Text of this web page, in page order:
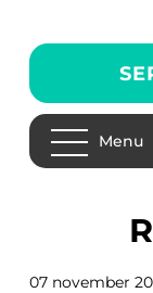
Menu
07 november